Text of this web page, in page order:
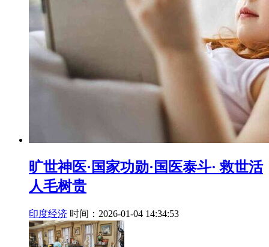
旷世神医·国家功勋·国医泰斗· 救世活
人毛树贵
印度经济 时间：2026-01-04 14:34:53